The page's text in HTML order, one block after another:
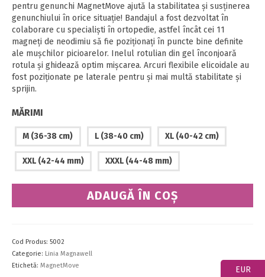
pentru genunchi MagnetMove ajută la stabilitatea și susținerea
genunchiului în orice situație! Bandajul a fost dezvoltat în
colaborare cu specialişti în ortopedie, astfel încât cei 11
magneți de neodimiu să fie poziționați în puncte bine definite
ale mușchilor picioarelor. Inelul rotulian din gel înconjoară
rotula și ghidează optim mișcarea. Arcuri flexibile elicoidale au
fost poziționate pe laterale pentru și mai multă stabilitate și
sprijin.
MĂRIMI
M (36-38 cm) L (38-40 cm) XL (40-42 cm)
XXL (42-44 mm) XXXL (44-48 mm)
ADAUGĂ ÎN COȘ
Cod Produs: 5002
Categorie: Linia Magnawell
Etichetă: MagnetMove EUR